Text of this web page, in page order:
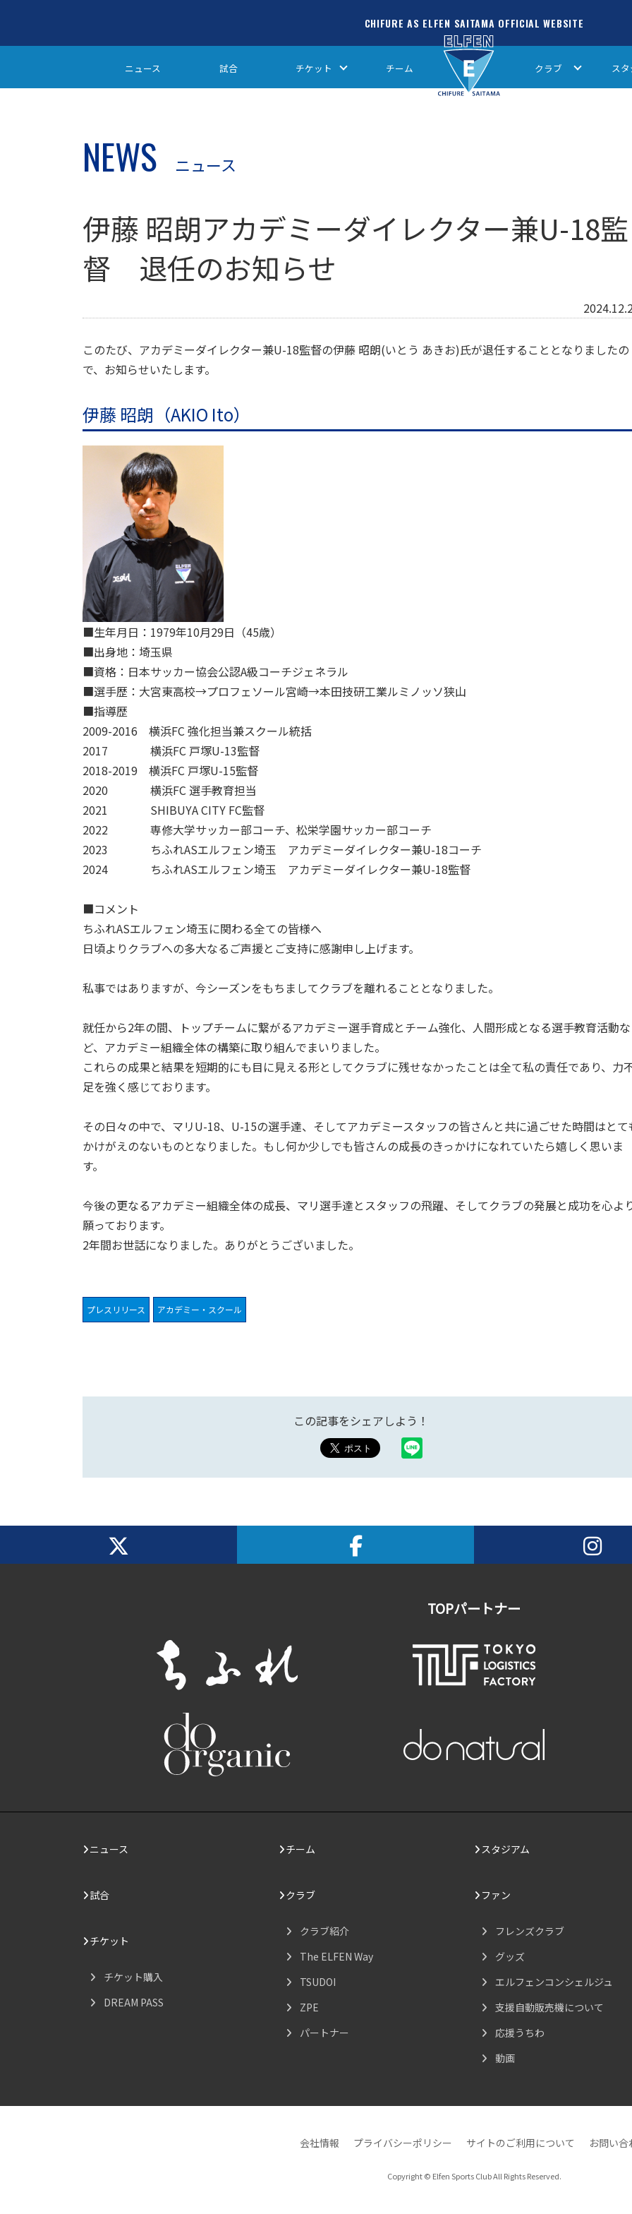
CHIFURE AS ELFEN SAITAMA OFFICIAL WEBSITE
ニュース 試合 チケット チーム クラブ ス
NEWS ニュース
伊藤 昭朗アカデミーダイレクター兼U-18監
督 退任のお知らせ
このたび、アカデミーダイレクター兼U-18監督の伊藤 昭朗(いとう あきお)氏が退任することとなりましたの
で、お知らせいたします。
伊藤 昭朗（AKIO Ito）
■生年月日：1979年10月29日（45歳）
■出身地：埼玉県
■資格：日本サッカー協会公認A級コーチジェネラル
■選手歴：大宮東高校→プロフェソール宮崎→本田技研工業ルミノッソ狭山
■指導歴
2009-2016 横浜FC 強化担当兼スクール統括
2017 横浜FC 戸塚U-13監督
2018-2019 横浜FC 戸塚U-15監督
2020 横浜FC 選手教育担当
2021 SHIBUYA CITY FC監督
2022 専修大学サッカー部コーチ、松栄学園サッカー部コーチ
2023 ちふれASエルフェン埼玉 アカデミーダイレクター兼U-18コーチ
2024 ちふれASエルフェン埼玉 アカデミーダイレクター兼U-18監督
■コメント
ちふれASエルフェン埼玉に関わる全ての皆様へ
日頃よりクラブへの多大なるご声援とご支持に感謝申し上げます。
私事ではありますが、今シーズンをもちましてクラブを離れることとなりました。
就任から2年の間、トップチームに繋がるアカデミー選手育成とチーム強化、人間形成となる選手教育活動な
ど、アカデミー組織全体の構築に取り組んでまいりました。
これらの成果と結果を短期的にも目に見える形としてクラブに残せなかったことは全て私の責任であり、力
足を強く感じております。
その日々の中で、マリU-18、U-15の選手達、そしてアカデミースタッフの皆さんと共に過ごせた時間はとて
かけがえのないものとなりました。もし何か少しでも皆さんの成長のきっかけになれていたら嬉しく思いま
す。
今後の更なるアカデミー組織全体の成長、マリ選手達とスタッフの飛躍、そしてクラブの発展と成功を心よ
願っております。
2年間お世話になりました。ありがとうございました。
プレスリリース アカデミー・スクール
この記事をシェアしよう！
TOPパートナー
ニュース
試合
チケット
チケット購入
DREAM PASS
チーム
クラブ
クラブ紹介
The ELFEN Way
TSUDOI
ZPE
パートナー
スタジアム
ファン
フレンズクラブ
グッズ
エルフェンコンシェルジュ
支援自動販売機について
応援うちわ
動画
会社情報 プライバシーポリシー サイトのご利用について お問い合
Copyright © Elfen Sports Club All Rights Reserved.